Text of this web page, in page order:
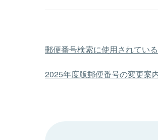
郵便番号検索に使用されてい
2025年度版郵便番号の変更案